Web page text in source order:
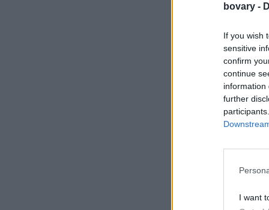
bovary -
If you wish
sensitive
confirm
continue
information
further
I want